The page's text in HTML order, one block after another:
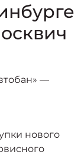
—
нового